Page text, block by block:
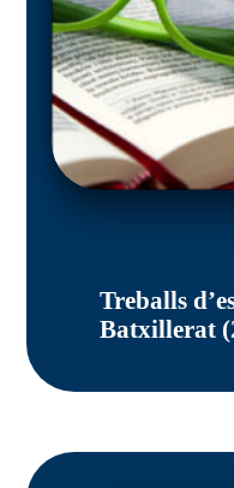
Treballs
Batxillerat